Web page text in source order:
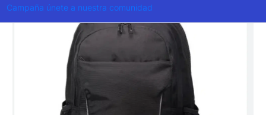
Campaña únete a nuestra comunidad